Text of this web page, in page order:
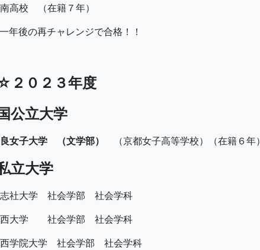
高校 （在籍７年）
年後の再チャレンジで合格！！
２０２３年度
公立大学
女子大学 （文学部） （京都女子高等学校）（在籍６年）
立大学
社大学 社会学部 社会学科
大学 社会学部 社会学科
学院大学 社会学部 社会学科